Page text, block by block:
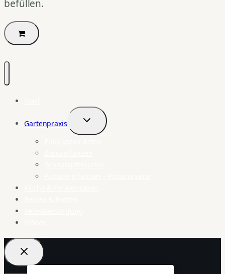
befüllen.
Gartenpraxis
Untermenü
umschalten